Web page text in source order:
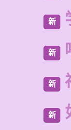
新
新
新
新